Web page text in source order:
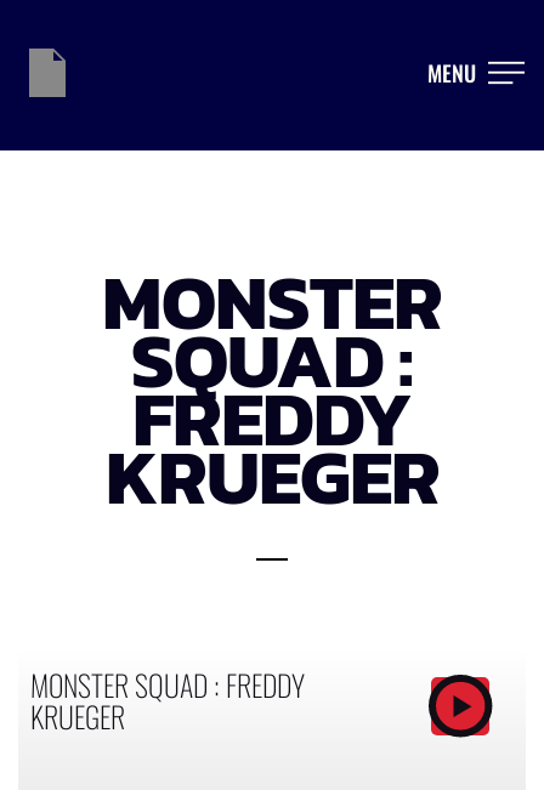
MENU
MONSTER
SQUAD :
FREDDY
KRUEGER
MONSTER SQUAD : FREDDY
KRUEGER